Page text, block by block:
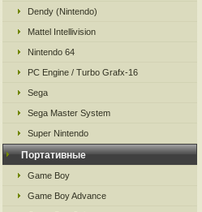
Dendy (Nintendo)
Mattel Intellivision
Nintendo 64
PC Engine / Turbo Grafx-16
Sega
Sega Master System
Super Nintendo
Портативные
Game Boy
Game Boy Advance